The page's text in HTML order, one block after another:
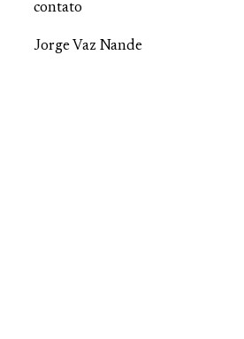
contato
Jorge Vaz Nande